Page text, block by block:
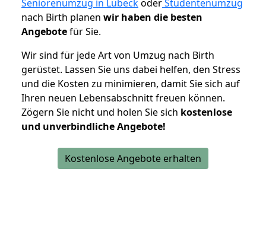
Seniorenumzug in LübeckoderStudentenumzug
nach Birth planen wir haben die besten
Angebotefür Sie.
Wir sind für jede Art von Umzug nach Birth
gerüstet. Lassen Sie uns dabei helfen, den Stress
und die Kosten zu minimieren, damit Sie sich auf
Ihren neuen Lebensabschnitt freuen können.
Zögern Sie nicht und holen Sie sich kostenlose
und unverbindliche Angebote!
Kostenlose Angebote erhalten